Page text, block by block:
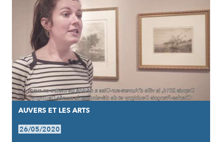
AUVERS ET LES ARTS
26/05/2020